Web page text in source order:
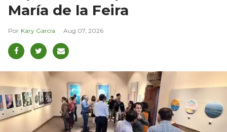
María de la Feira
Kary García Aug 07, 2026